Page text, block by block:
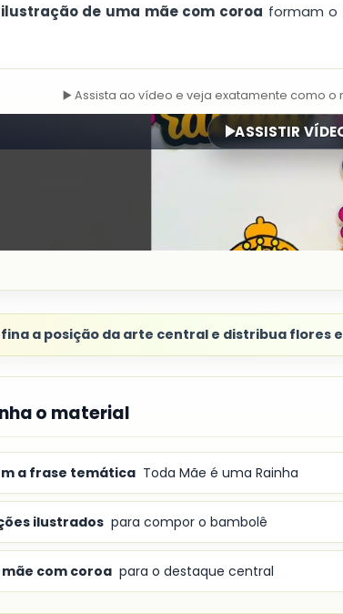
ilustração de uma mãe com coroa formam o
▶️ Assista ao vídeo e veja exatamente como o
ASSISTIR
a posição da arte central e distribua flores
o material
a frase temática Toda Mãe é uma Rainha
ilustrados para compor o bambolê
com coroa para o destaque central